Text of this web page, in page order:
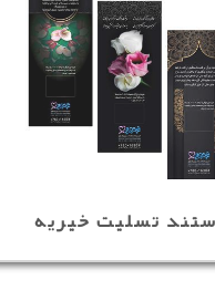
تسلیت خیریه